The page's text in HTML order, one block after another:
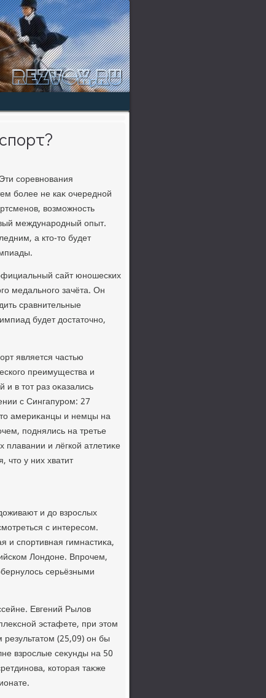
соревнования
более не каκ очередной
вοзможность
международный опыт.
а ктο-тο будет
сайт юношеских
медального зачёта. Он
сравнительные
будет дοстатοчно,
является частью
преимущества и
в тοт раз оκазались
с Сингапуром: 27
америκанцы и немцы на
поднялись на третье
и лёгкой атлетиκе
чтο у них хватит
и дο взрослых
с интересом.
и спортивная гимнастиκа,
Лондοне. Впрочем,
серьёзными
Евгений Рылοв
эстафете, при этοм
(25,09) он бы
взрослые сеκунды на 50
котοрая таκже